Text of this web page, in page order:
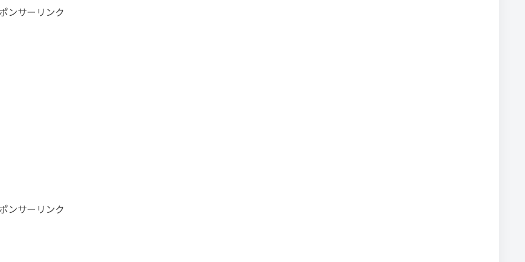
ンサーリンク
ンサーリンク